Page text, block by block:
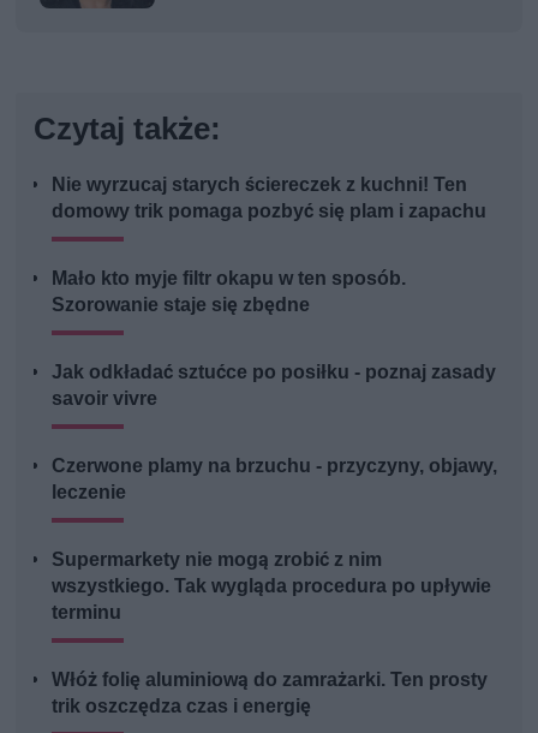
Czytaj także:
Nie wyrzucaj starych ściereczek z kuchni! Ten
domowy trik pomaga pozbyć się plam i zapachu
Mało kto myje filtr okapu w ten sposób.
Szorowanie staje się zbędne
Jak odkładać sztućce po posiłku - poznaj zasady
savoir vivre
Czerwone plamy na brzuchu - przyczyny, objawy,
leczenie
Supermarkety nie mogą zrobić z nim
wszystkiego. Tak wygląda procedura po upływie
terminu
Włóż folię aluminiową do zamrażarki. Ten prosty
trik oszczędza czas i energię